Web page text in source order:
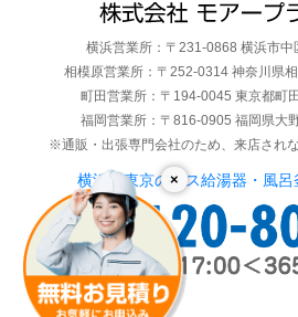
×
横浜営業所：〒231-0868 横浜市
相模原営業所：〒252-0314 神奈川県
町田営業所：〒194-0045 東京都町
福岡営業所：〒816-0905 福岡県大
※通販・出張専門会社のため、来店され
横浜・東京のガス給湯器・風呂